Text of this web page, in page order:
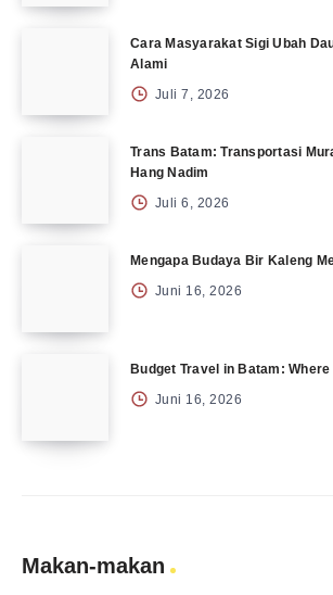
Cara Masyarakat Sigi Ubah
Alami
Juli 7, 2026
Trans Batam: Transportasi
Hang Nadim
Juli 6, 2026
Mengapa Budaya Bir Kaleng
Juni 16, 2026
Budget Travel in Batam: Where
Juni 16, 2026
Makan-makan